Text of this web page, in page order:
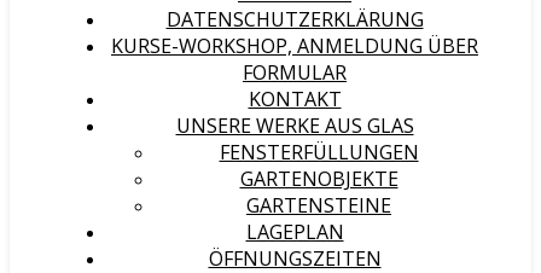
DATENSCHUTZERKLÄRUNG
KURSE-WORKSHOP, ANMELDUNG ÜBER
FORMULAR
KONTAKT
UNSERE WERKE AUS GLAS
FENSTERFÜLLUNGEN
GARTENOBJEKTE
GARTENSTEINE
LAGEPLAN
ÖFFNUNGSZEITEN